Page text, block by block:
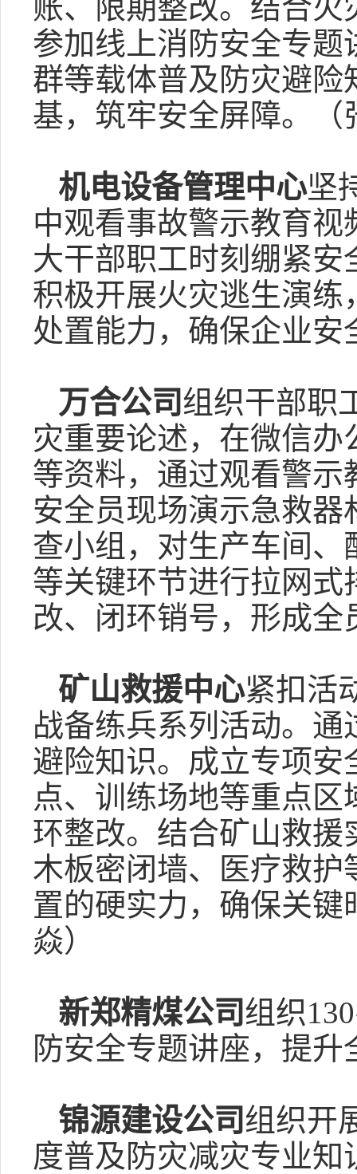
账、限期整改。结合
参加线上消防安全专
群等载体普及防灾避
基，筑牢安全屏障。（
机电设备管理中心坚
中观看事故警示教育
大干部职工时刻绷紧
积极开展火灾逃生演
处置能力，确保企业
万合公司组织干部职
灾重要论述，在微信
等资料，通过观看警
安全员现场演示急救
查小组，对生产车间
等关键环节进行拉网
改、闭环销号，形成
矿山救援中心紧扣活
战备练兵系列活动。
避险知识。成立专项
点、训练场地等重点
环整改。结合矿山救
木板密闭墙、医疗救
置的硬实力，确保关
焱）
新郑精煤公司组织
防安全专题讲座，提
锦源建设公司组织开
度普及防灾减灾专业